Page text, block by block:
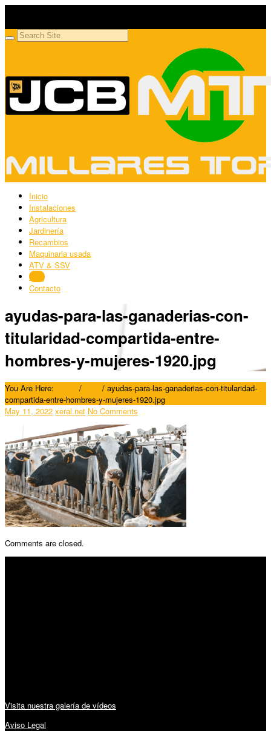
Inicio
Instalaciones
Agricultura
Jardinería
Recambios
Maquinaria usada
ATV & SSV
Blog
Contacto
ayudas-para-las-ganaderias-con-
titularidad-compartida-entre-
hombres-y-mujeres-1920.jpg
You Are Here: / / ayudas-para-las-ganaderias-con-titularidad-
compartida-entre-hombres-y-mujeres-1920.jpg
May 11, 2022 xeral.net No Comments
Comments are closed.
Visita nuestra galería de vídeos
Aviso Legal